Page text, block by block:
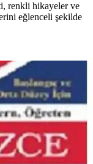
renkli hikayeler ve
eğlenceli şekilde